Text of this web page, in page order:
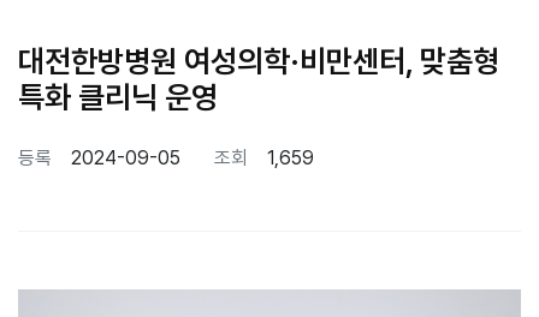
대전한방병원 여성의학·비만센터, 맞춤형
특화 클리닉 운영
등록 2024-09-05 조회 1,659